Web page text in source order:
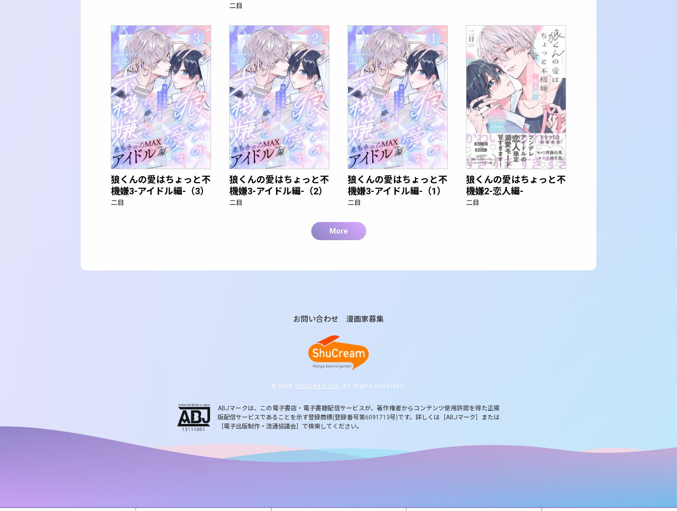
二目
狼くんの愛はちょっと不
機嫌3-アイドル編-（3）
二目
狼くんの愛はちょっと不
機嫌3-アイドル編-（2）
二目
狼くんの愛はちょっと不
機嫌3-アイドル編-（1）
二目
狼くんの愛はちょっと不
機嫌2-恋人編-
二目
More
お問い合わせ 漫画家募集
© 2026 ShuCream Inc. All Rights Reserved.
ABJマークは、この電子書店・電子書籍配信サービスが、著作権者からコンテンツ使用許諾を得た正規
版配信サービスであることを示す登録商標(登録番号第6091713号)です。詳しくは［ABJマーク］または
［電子出版制作・流通協議会］で検索してください。